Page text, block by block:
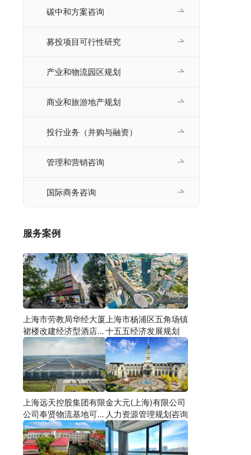
碳中和方案咨询
募投项目可行性研究
产业和物流园区规划
商业和旅游地产规划
投行业务（并购与融资）
管理和营销咨询
国际商务咨询
服务案例
上海市劳教局华经大厦
裙楼改建经济型酒店可
研
上海市杨浦区五角场镇
十五五经济发展规划
上海远天控股集团有限
公司奉贤物流基地可行
性研究
金大元(上海)有限公司
人力资源管理规划咨询